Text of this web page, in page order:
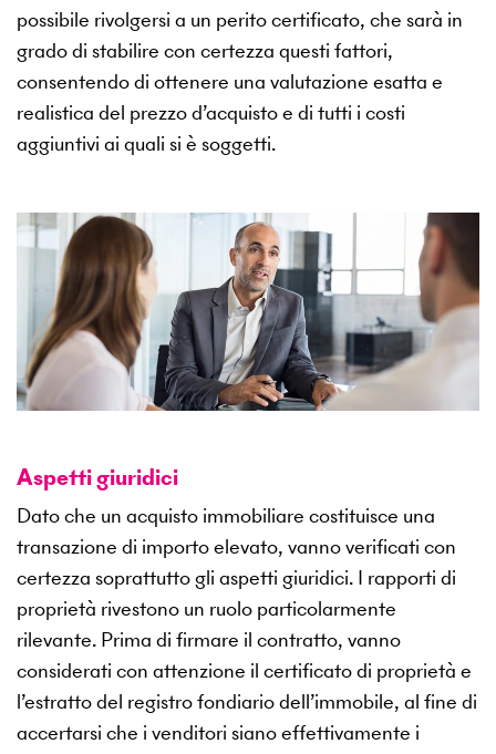
possibile rivolgersi a un perito certificato, che sarà in
grado di stabilire con certezza questi fattori,
consentendo di ottenere una valutazione esatta e
realistica del prezzo d’acquisto e di tutti i costi
aggiuntivi ai quali si è soggetti.
Aspetti giuridici
Dato che un acquisto immobiliare costituisce una
transazione di importo elevato, vanno verificati con
certezza soprattutto gli aspetti giuridici. I rapporti di
proprietà rivestono un ruolo particolarmente
rilevante. Prima di firmare il contratto, vanno
considerati con attenzione il certificato di proprietà e
l’estratto del registro fondiario dell’immobile, al fine di
accertarsi che i venditori siano effettivamente i